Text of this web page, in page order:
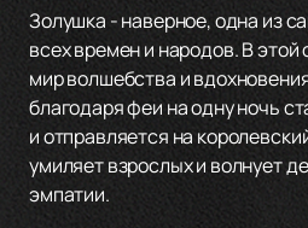
Золушка - наверное, одна из
всех времен и народов. В этой
мир волшебства и
благодаря феи на одну ночь
и отправляется на
умиляет взрослых и волнует
эмпатии.